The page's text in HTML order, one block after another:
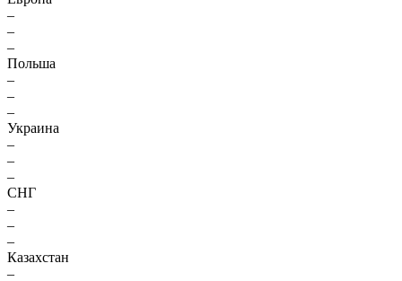
–
–
–
Польша
–
–
–
Украина
–
–
–
СНГ
–
–
–
Казахстан
–